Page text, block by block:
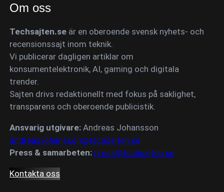
Om oss
Techsajten.se är en oberoende svensk nyhets- och
recensionssajt inom teknik.
Vi publicerar dagligen artiklar om
konsumentelektronik, AI, gaming och digitala
trender.
Sajten drivs redaktionellt med fokus på saklighet,
transparens och oberoende publicistik.
Ansvarig utgivare: Andreas Johansson
andreas.johansson@techsajten.se
Press & samarbeten: press@techsajten.se
Kontakta oss